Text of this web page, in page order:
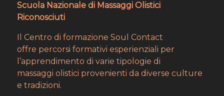
Scuola Nazionale di Massaggi Olistici
Riconosciuti
Il Centro di formazione Soul Contact
offre percorsi formativi esperienziali per
l’apprendimento di varie tipologie di
massaggi olistici provenienti da diverse culture
e tradizioni.